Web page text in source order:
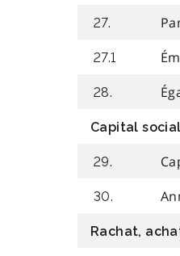
27.
27.1
28.
Capital
29.
30.
Rachat,